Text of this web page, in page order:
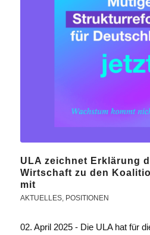
ULA zeichnet Erklärung
Wirtschaft zu den
mit
AKTUELLES, POSITIONEN
02. April 2025 - Die ULA hat für